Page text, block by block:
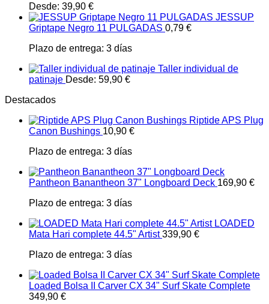
Desde: 39,90 €
JESSUP
Griptape Negro 11 PULGADAS 0,79 €
Plazo de entrega: 3 días
Taller individual de
patinaje Desde: 59,90 €
Destacados
Riptide APS Plug
Canon Bushings 10,90 €
Plazo de entrega: 3 días
Pantheon Banantheon 37" Longboard Deck 169,90 €
Plazo de entrega: 3 días
LOADED
Mata Hari complete 44.5" Artist 339,90 €
Plazo de entrega: 3 días
Loaded Bolsa II Carver CX 34" Surf Skate Complete
349,90 €